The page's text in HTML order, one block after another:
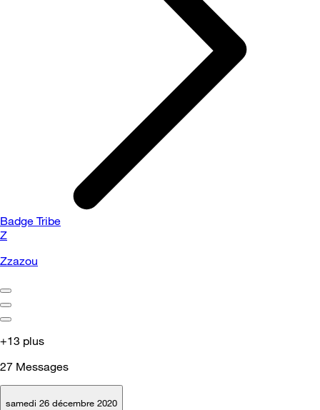
Badge Tribe
Z
Zzazou
+13 plus
27 Messages
samedi 26 décembre 2020